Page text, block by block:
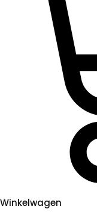
Winkelwagen